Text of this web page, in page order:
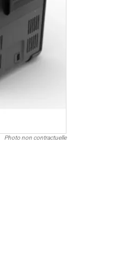
Photo non contractuelle